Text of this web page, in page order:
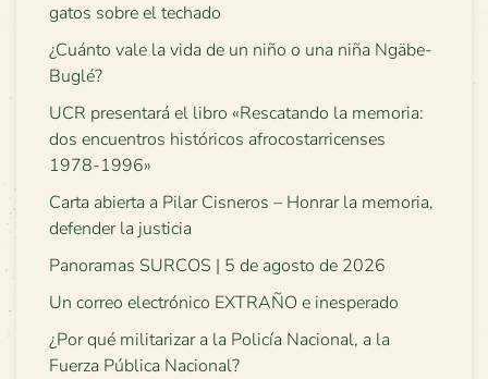
gatos sobre el techado
¿Cuánto vale la vida de un niño o una niña Ngäbe-
Buglé?
UCR presentará el libro «Rescatando la memoria:
dos encuentros históricos afrocostarricenses
1978-1996»
Carta abierta a Pilar Cisneros – Honrar la memoria,
defender la justicia
Panoramas SURCOS | 5 de agosto de 2026
Un correo electrónico EXTRAÑO e inesperado
¿Por qué militarizar a la Policía Nacional, a la
Fuerza Pública Nacional?